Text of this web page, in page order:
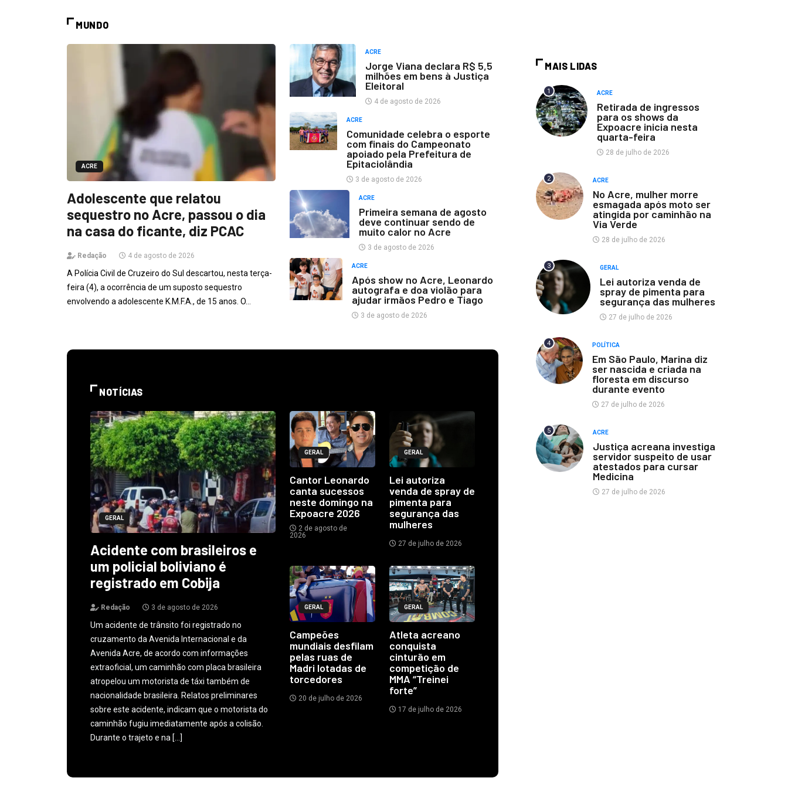
MUNDO
ACRE
Adolescente que relatou
sequestro no Acre, passou o dia
na casa do ficante, diz PCAC
Redação 4 de agosto de 2026
A Polícia Civil de Cruzeiro do Sul descartou, nesta terça-
feira (4), a ocorrência de um suposto sequestro
envolvendo a adolescente K.M.F.A., de 15 anos. O…
ACRE
Jorge Viana declara R$ 5,5
milhões em bens à Justiça
Eleitoral
4 de agosto de 2026
ACRE
Comunidade celebra o esporte
com finais do Campeonato
apoiado pela Prefeitura de
Epitaciolândia
3 de agosto de 2026
ACRE
Primeira semana de agosto
deve continuar sendo de
muito calor no Acre
3 de agosto de 2026
ACRE
Após show no Acre, Leonardo
autografa e doa violão para
ajudar irmãos Pedro e Tiago
3 de agosto de 2026
NOTÍCIAS
GERAL
Acidente com brasileiros e
um policial boliviano é
registrado em Cobija
Redação 3 de agosto de 2026
Um acidente de trânsito foi registrado no
cruzamento da Avenida Internacional e da
Avenida Acre, de acordo com informações
extraoficial, um caminhão com placa brasileira
atropelou um motorista de táxi também de
nacionalidade brasileira. Relatos preliminares
sobre este acidente, indicam que o motorista do
caminhão fugiu imediatamente após a colisão.
Durante o trajeto e na […]
GERAL
Cantor Leonardo
canta sucessos
neste domingo na
Expoacre 2026
2 de agosto de
2026
GERAL
Lei autoriza
venda de spray de
pimenta para
segurança das
mulheres
27 de julho de 2026
GERAL
Campeões
mundiais desfilam
pelas ruas de
Madri lotadas de
torcedores
20 de julho de 2026
GERAL
Atleta acreano
conquista
cinturão em
competição de
MMA “Treinei
forte”
17 de julho de 2026
MAIS LIDAS
1 ACRE
Retirada de ingressos
para os shows da
Expoacre inicia nesta
quarta-feira
28 de julho de 2026
2 ACRE
No Acre, mulher morre
esmagada após moto ser
atingida por caminhão na
Via Verde
28 de julho de 2026
3 GERAL
Lei autoriza venda de
spray de pimenta para
segurança das mulheres
27 de julho de 2026
4 POLÍTICA
Em São Paulo, Marina diz
ser nascida e criada na
floresta em discurso
durante evento
27 de julho de 2026
5 ACRE
Justiça acreana investiga
servidor suspeito de usar
atestados para cursar
Medicina
27 de julho de 2026